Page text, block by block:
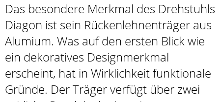
Das besondere Merkmal des Drehstuhls
Diagon ist sein Rückenlehnenträger aus
Alumium. Was auf den ersten Blick wie
ein dekoratives Designmerkmal
erscheint, hat in Wirklichkeit funktionale
Gründe. Der Träger verfügt über zwei